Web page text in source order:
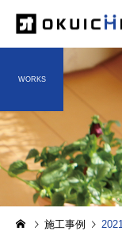
WORKS
施工事例